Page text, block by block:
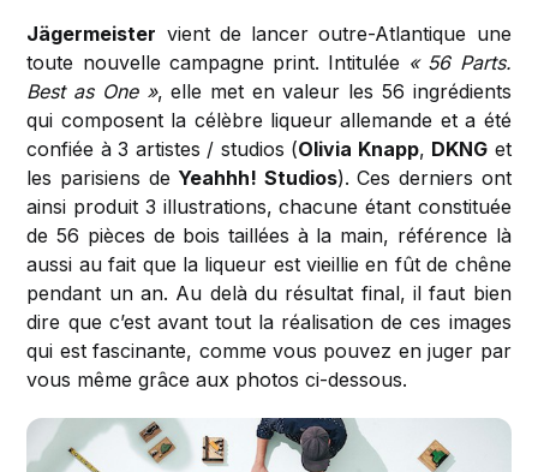
Jägermeister vient de lancer outre-Atlantique une
toute nouvelle campagne print. Intitulée « 56 Parts.
Best as One », elle met en valeur les 56 ingrédients
qui composent la célèbre liqueur allemande et a été
confiée à 3 artistes / studios (Olivia Knapp, DKNG et
les parisiens de Yeahhh! Studios). Ces derniers ont
ainsi produit 3 illustrations, chacune étant constituée
de 56 pièces de bois taillées à la main, référence là
aussi au fait que la liqueur est vieillie en fût de chêne
pendant un an. Au delà du résultat final, il faut bien
dire que c’est avant tout la réalisation de ces images
qui est fascinante, comme vous pouvez en juger par
vous même grâce aux photos ci-dessous.